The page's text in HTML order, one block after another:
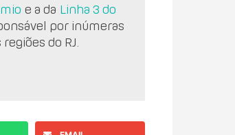
e a da Linha 3 do
por inúmeras
do RJ.